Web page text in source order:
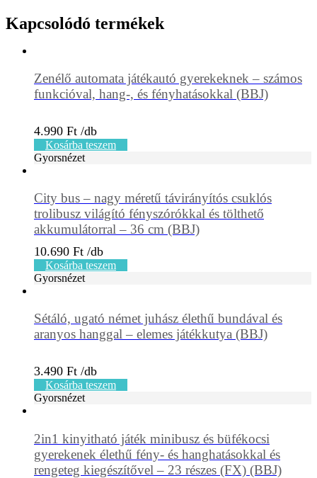
Kapcsolódó termékek
Zenélő automata játékautó gyerekeknek – számos
funkcióval, hang-, és fényhatásokkal (BBJ)
4.990 Ft
Kosárba teszem
Gyorsnézet
City bus – nagy méretű távirányítós csuklós
trolibusz világító fényszórókkal és tölthető
akkumulátorral – 36 cm (BBJ)
10.690 Ft
Kosárba teszem
Gyorsnézet
Sétáló, ugató német juhász élethű bundával és
aranyos hanggal – elemes játékkutya (BBJ)
3.490 Ft
Kosárba teszem
Gyorsnézet
2in1 kinyitható játék minibusz és büfékocsi
gyerekenek élethű fény- és hanghatásokkal és
rengeteg kiegészítővel – 23 részes (FX) (BBJ)